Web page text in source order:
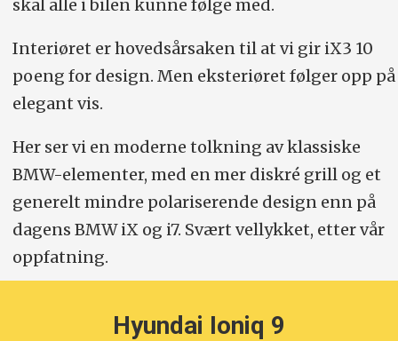
skal alle i bilen kunne følge med.
Interiøret er hovedsårsaken til at vi gir iX3 10
poeng for design. Men eksteriøret følger opp på
elegant vis.
Her ser vi en moderne tolkning av klassiske
BMW-elementer, med en mer diskré grill og et
generelt mindre polariserende design enn på
dagens BMW iX og i7. Svært vellykket, etter vår
oppfatning.
Hyundai Ioniq 9